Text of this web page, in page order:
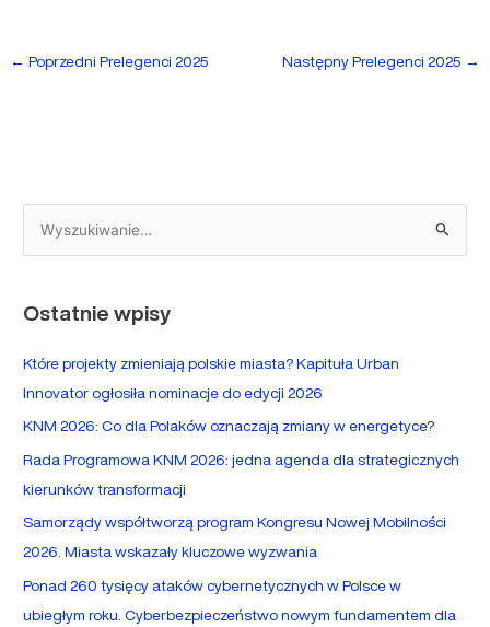
← Poprzedni Prelegenci 2025 Następny Prelegenci 2025 →
z
k
l
a
:
Ostatnie wpisy
Które projekty zmieniają polskie miasta? Kapituła Urban
Innovator ogłosiła nominacje do edycji 2026
KNM 2026: Co dla Polaków oznaczają zmiany w energetyce?
Rada Programowa KNM 2026: jedna agenda dla strategicznych
kierunków transformacji
Samorządy współtworzą program Kongresu Nowej Mobilności
2026. Miasta wskazały kluczowe wyzwania
Ponad 260 tysięcy ataków cybernetycznych w Polsce w
ubiegłym roku. Cyberbezpieczeństwo nowym fundamentem dla